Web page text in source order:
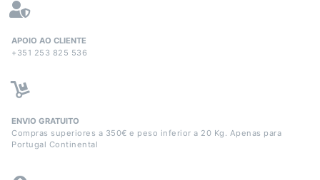
APOIO AO CLIENTE
+351 253 825 536
ENVIO GRATUITO
Compras superiores a 350€ e peso inferior a 20 Kg. Apenas para
Portugal Continental